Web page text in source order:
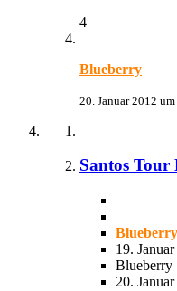
4
Blueberry
20. Januar 2012
Santos
Blueberry
19.
Blueberry
20.